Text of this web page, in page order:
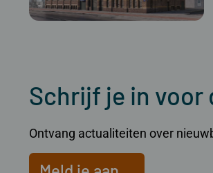
Schrijf je in voor
Ontvang actualiteiten over